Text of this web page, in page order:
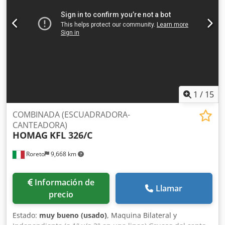
Pulverizador de liquido de pulido Grupo de Cepillos
(Biselador) 08.612 Espacio libre (para adenir una Tupì)
1 / 15
Roreto 9,668 km
COMBINADA (ESCUADRADORA-
CANTEADORA)
HOMAG KFL 326/C
Información de
precio
Llamar
Estado: muy bueno (usado), Maquina Bilateral y